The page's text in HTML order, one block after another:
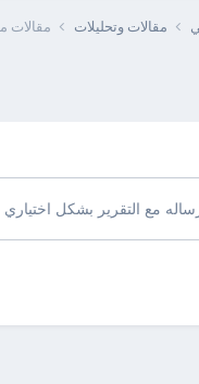
مقالات وتحليلات مقالات
مع التقرير بشكل اختياري